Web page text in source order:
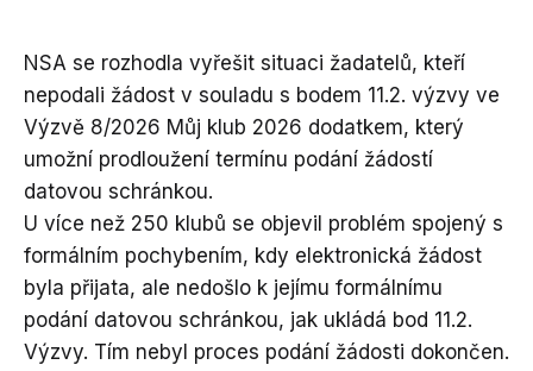
NSA se rozhodla vyřešit situaci žadatelů, kteří
nepodali žádost v souladu s bodem 11.2. výzvy ve
Výzvě 8/2026 Můj klub 2026 dodatkem, který
umožní prodloužení termínu podání žádostí
datovou schránkou.
U více než 250 klubů se objevil problém spojený s
formálním pochybením, kdy elektronická žádost
byla přijata, ale nedošlo k jejímu formálnímu
podání datovou schránkou, jak ukládá bod 11.2.
Výzvy. Tím nebyl proces podání žádosti dokončen.